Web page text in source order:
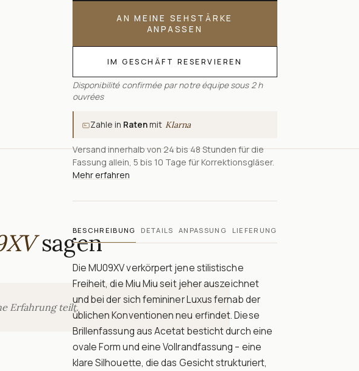
AN MEINE SEHSTÄRKE
ANPASSEN
IM GESCHÄFT RESERVIEREN
Disponibilité confirmée par notre équipe sous 2 h
ouvrées
Zahle in Ratenmit Klarna
Versand innerhalb von 24 bis 48 Stunden für die
Fassung allein, 5 bis 10 Tage für Korrektionsgläser.
Mehr erfahren
BESCHREIBUNG DETAILS ANPASSUNG LIEFERUNG
Die MU09XV verkörpert jene stilistische
Freiheit, die Miu Miu seit jeher auszeichnet
und bei der sich femininer Luxus fernab der
üblichen Konventionen neu erfindet. Diese
Brillenfassung aus Acetat besticht durch eine
ovale Form und eine Vollrandfassung – eine
klare Silhouette, die das Gesicht strukturiert,
sagen
Erfahrung teilt.